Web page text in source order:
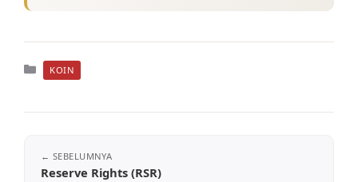
Kategori
KOIN
Reserve Rights (RSR)